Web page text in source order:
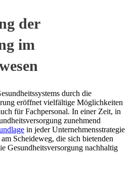
der
im
durch die
eröffnet vielfältige Möglichkeiten
für Fachpersonal. In einer Zeit, in
zunehmend
in jeder Unternehmensstrategie
Scheideweg, die sich bietenden
Gesundheitsversorgung nachhaltig